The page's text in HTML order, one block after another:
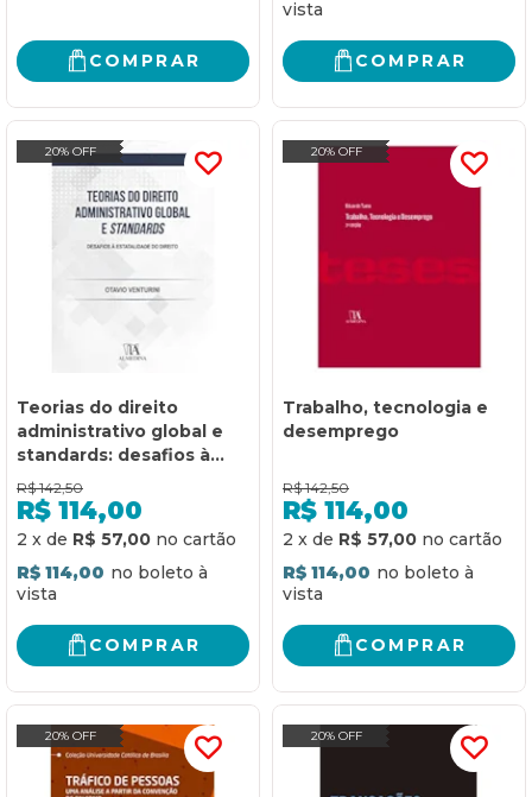
COMPRAR COMPRAR
20% OFF
Teorias do direito
administrativo global e
standards: desafios à
estatalidade do direito
R$ 142,50
R$ 114,00
2 x de R$ 57,00
R$ 114,00
COMPRAR
20% OFF
Trabalho, tecnologia e
desemprego
R$ 142,50
R$ 114,00
2 x de R$ 57,00
R$ 114,00
COMPRAR
20% OFF 20% OFF